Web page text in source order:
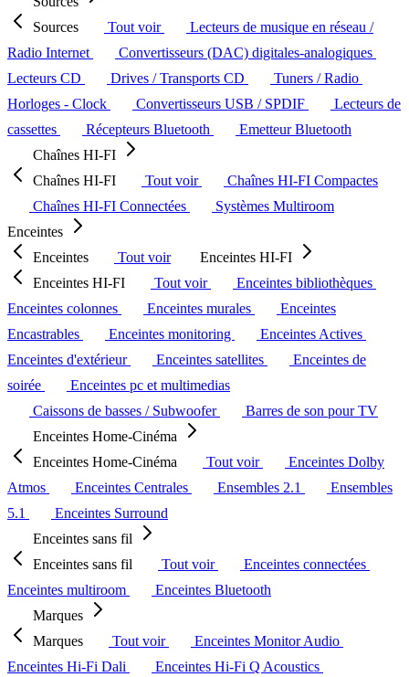
Sources
Tout voir
Lecteurs de musique en réseau /
Radio Internet
Convertisseurs (DAC) digitales-analogiques
Lecteurs CD
Drives / Transports CD
Tuners / Radio
Horloges - Clock
Convertisseurs USB / SPDIF
Lecteurs de
cassettes
Récepteurs Bluetooth
Emetteur Bluetooth
Chaînes HI-FI
Chaînes HI-FI
Tout voir
Chaînes HI-FI Compactes
Chaînes HI-FI Connectées
Systèmes Multiroom
Enceintes
Enceintes
Tout voir
Enceintes HI-FI
Enceintes HI-FI
Tout voir
Enceintes bibliothèques
Enceintes colonnes
Enceintes murales
Enceintes
Encastrables
Enceintes monitoring
Enceintes Actives
Enceintes d'extérieur
Enceintes satellites
Enceintes de
soirée
Enceintes pc et multimedias
Caissons de basses / Subwoofer
Barres de son pour TV
Enceintes Home-Cinéma
Enceintes Home-Cinéma
Tout voir
Enceintes Dolby
Atmos
Enceintes Centrales Ensembles 2.1
Ensembles
5.1
Enceintes Surround
Enceintes sans fil
Enceintes sans fil
Tout voir
Enceintes connectées
Enceintes multiroom
Enceintes Bluetooth
Marques
Marques
Tout voir
Enceintes Monitor Audio
Enceintes Hi-Fi Dali
Enceintes Hi-Fi Q Acoustics